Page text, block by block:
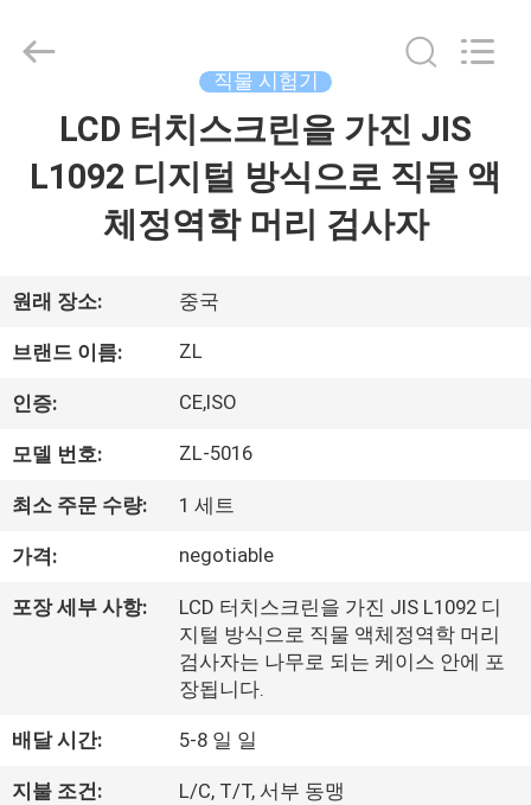
동
영
상
우
리
에
여
Dongguan
Zhongli
Reserved.
직물 시험기
LCD 터치스크린을 가진 JIS
L1092 디지털 방식으로 직물 액
체정역학 머리 검사자
원래 장소: 중국
브랜드 이름: ZL
인증: CE,ISO
모델 번호: ZL-5016
최소 주문 수량: 1 세트
가격: negotiable
포장 세부 사항:
LCD 터치스크린을 가진 JIS L1092 디
지털 방식으로 직물 액체정역학 머리
검사자는 나무로 되는 케이스 안에 포
장됩니다.
배달 시간: 5-8 일 일
지불 조건: L/C, T/T, 서부 동맹